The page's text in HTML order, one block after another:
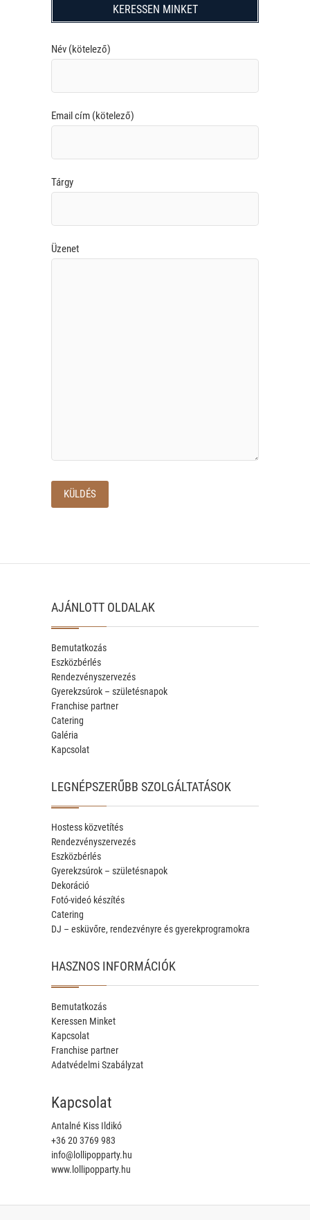
KERESSEN MINKET
Név (kötelező)
Email cím (kötelező)
Tárgy
Üzenet
AJÁNLOTT OLDALAK
Bemutatkozás
Eszközbérlés
Rendezvényszervezés
Gyerekzsúrok – születésnapok
Franchise partner
Catering
Galéria
Kapcsolat
LEGNÉPSZERŰBB SZOLGÁLTATÁSOK
Hostess közvetítés
Rendezvényszervezés
Eszközbérlés
Gyerekzsúrok – születésnapok
Dekoráció
Fotó-videó készítés
Catering
DJ – esküvőre, rendezvényre és gyerekprogramokra
HASZNOS INFORMÁCIÓK
Bemutatkozás
Keressen Minket
Kapcsolat
Franchise partner
Adatvédelmi Szabályzat
Kapcsolat
Antalné Kiss Ildikó
+36 20 3769 983
info@lollipopparty.hu
www.lollipopparty.hu